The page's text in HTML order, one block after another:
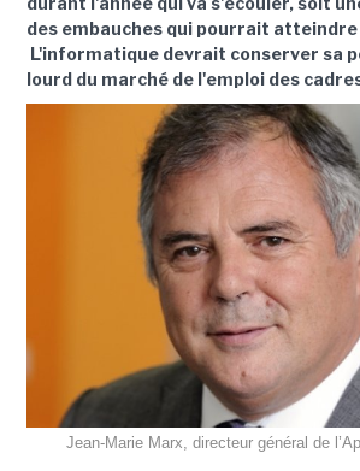
des embauches qui pourrait atteindre
L'informatique devrait conserver sa
lourd du marché de l'emploi des
Jean-Marie Marx, directeur général de